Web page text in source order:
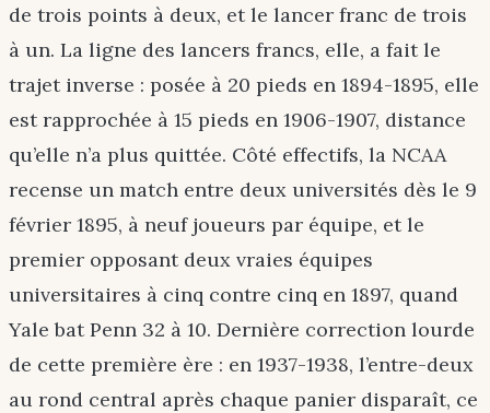
de trois points à deux, et le lancer franc de trois
à un. La ligne des lancers francs, elle, a fait le
trajet inverse : posée à 20 pieds en 1894-1895, elle
est rapprochée à 15 pieds en 1906-1907, distance
qu’elle n’a plus quittée. Côté effectifs, la NCAA
recense un match entre deux universités dès le 9
février 1895, à neuf joueurs par équipe, et le
premier opposant deux vraies équipes
universitaires à cinq contre cinq en 1897, quand
Yale bat Penn 32 à 10. Dernière correction lourde
de cette première ère : en 1937-1938, l’entre-deux
au rond central après chaque panier disparaît, ce